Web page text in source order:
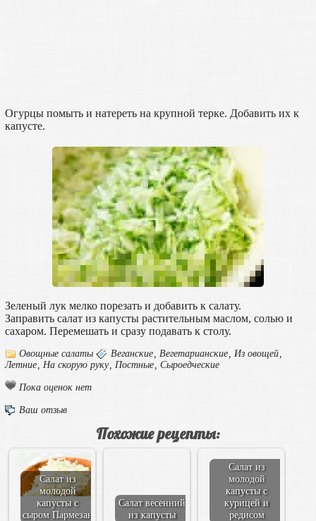
Огурцы помыть и натереть на крупной терке. Добавить их к
капусте.
Зеленый лук мелко порезать и добавить к салату.
Заправить салат из капусты растительным маслом, солью и
сахаром. Перемешать и сразу подавать к столу.
Овощные салаты Веганские Вегетарианские Из овощей
Летние
На скорую руку, Постные Сыроедческие
Пока оценок нет
Ваш отзыв
Похожие рецепты:
Салат из
молодой
капусты с
сыром Пармезан
Салат весенний
из капусты
Салат из
молодой
капусты с
курицей и
редисом